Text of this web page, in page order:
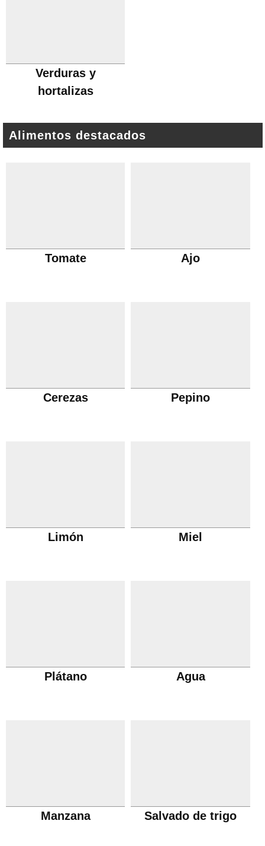
Verduras y
hortalizas
Alimentos destacados
Tomate Ajo
Cerezas Pepino
Limón Miel
Plátano Agua
Manzana Salvado de trigo